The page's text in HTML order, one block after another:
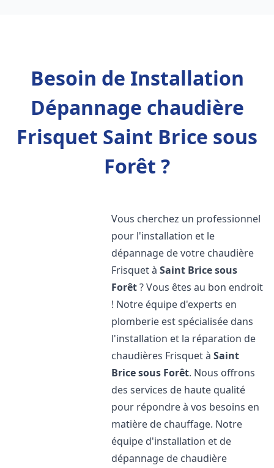
Besoin de Installation
Dépannage chaudière
Frisquet Saint Brice sous
Forêt ?
Vous cherchez un professionnel
pour l'installation et le
dépannage de votre chaudière
Frisquet àSaint Brice sous
Forêt? Vous êtes au bon endroit
! Notre équipe d'experts en
plomberie est spécialisée dans
l'installation et la réparation de
chaudières Frisquet àSaint
Brice sous Forêt. Nous offrons
des services de haute qualité
pour répondre à vos besoins en
matière de chauffage. Notre
équipe d'installation et de
dépannage de chaudière